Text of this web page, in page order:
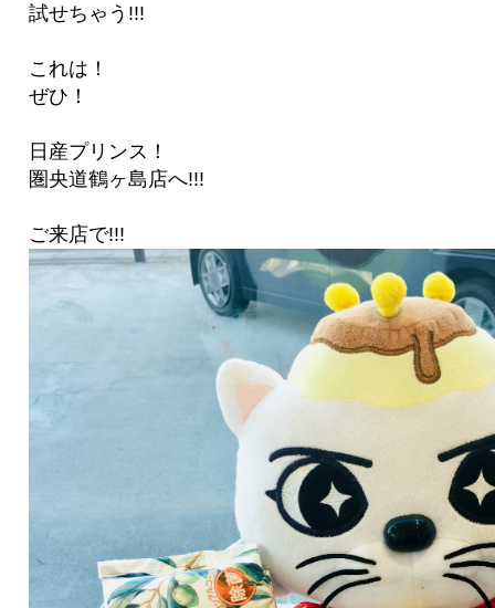
試せちゃう!!!
これは！
ぜひ！
日産プリンス！
圏央道鶴ヶ島店へ!!!
ご来店で!!!